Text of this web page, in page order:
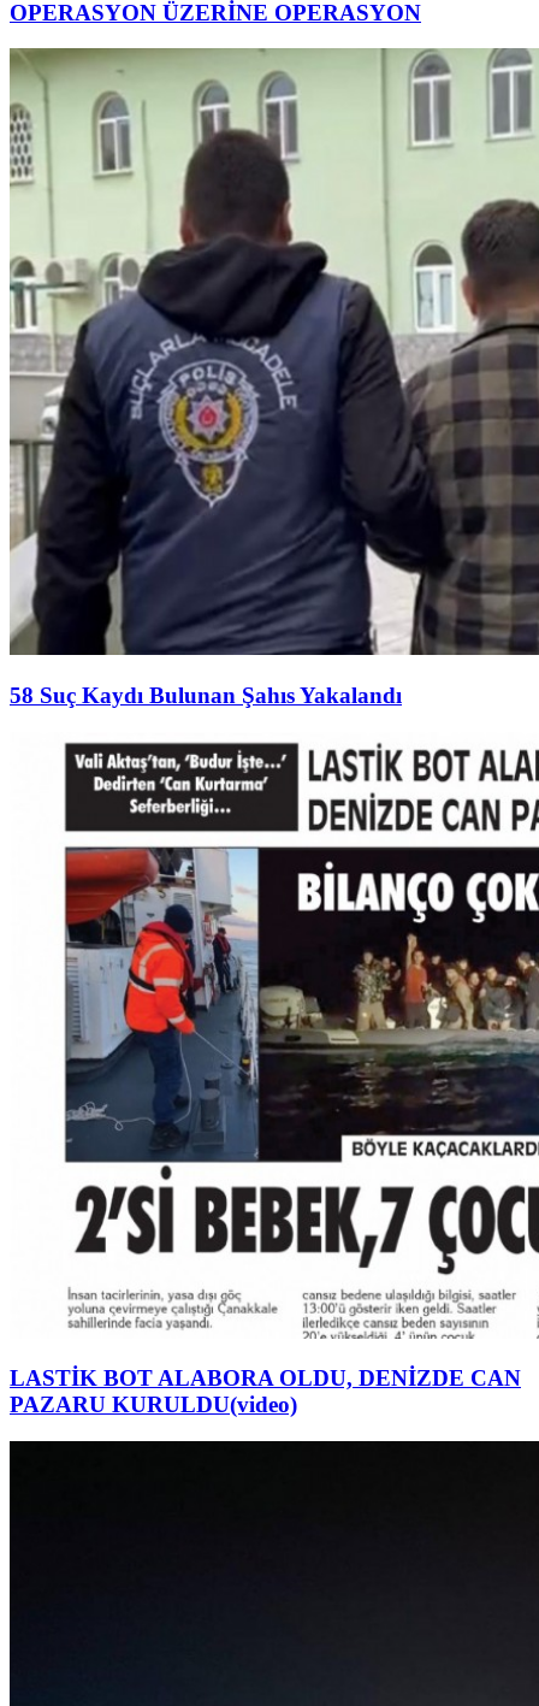
OPERASYON ÜZERİNE OPERASYON
58 Suç Kaydı Bulunan Şahıs Yakalandı
LASTİK BOT ALABORA OLDU, DENİZDE CAN
PAZARU KURULDU(video)